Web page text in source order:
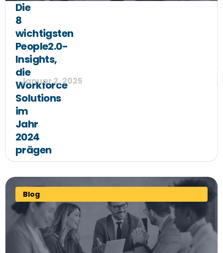
Die
8
wichtigsten
People2.0-
Insights,
die
Workforce
Solutions
im
Jahr
2024
prägen
Januar 2, 2025
Blog